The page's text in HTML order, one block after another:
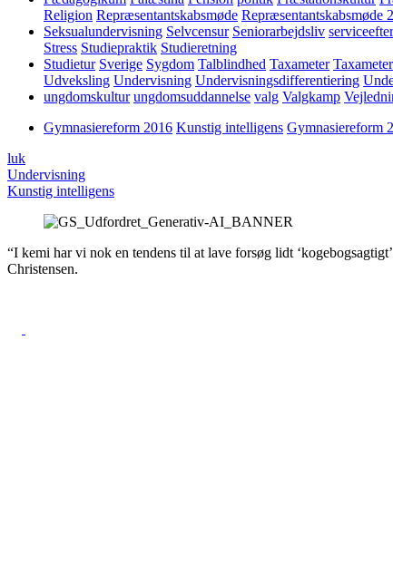
Religion Repræsentantskabsmøde Repræsentantskabsmøde
Seksualundervisning Selvcensur Seniorarbejdsliv
Stress Studiepraktik Studieretning
Studietur Sverige Sygdom Talblindhed Taxameter
Udveksling Undervisning Undervisningsdifferentiering
ungdomskultur ungdomsuddannelse valg Valgkamp
Gymnasiereform 2016 Kunstig intelligens Gymnasiereform
luk
Undervisning
Kunstig intelligens
“I kemi har vi nok en tendens til at lave forsøg lidt
Christensen.